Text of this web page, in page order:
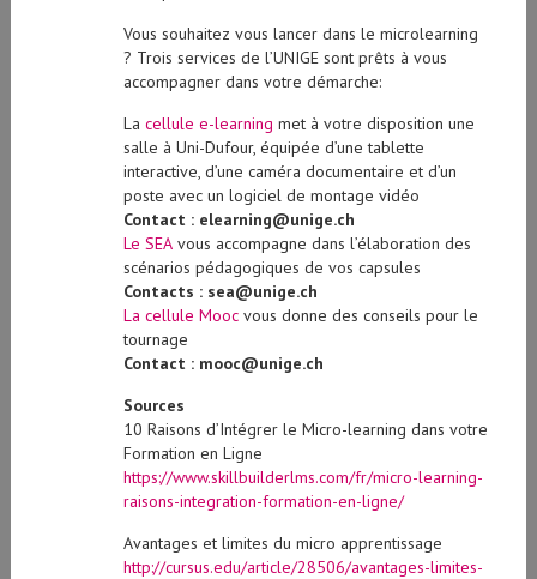
Vous souhaitez vous lancer dans le microlearning
? Trois services de l’UNIGE sont prêts à vous
accompagner dans votre démarche:
La cellule e-learning met à votre disposition une
salle à Uni-Dufour, équipée d’une tablette
interactive, d’une caméra documentaire et d’un
poste avec un logiciel de montage vidéo
Contact : elearning@unige.ch
Le SEAvous accompagne dans l’élaboration des
scénarios pédagogiques de vos capsules
Contacts : sea@unige.ch
La cellule Mooc vous donne des conseils pour le
tournage
Contact : mooc@unige.ch
Sources
10 Raisons d’Intégrer le Micro-learning dans votre
Formation en Ligne
https://www.skillbuilderlms.com/fr/micro-learning-
raisons-integration-formation-en-ligne/
Avantages et limites du micro apprentissage
http://cursus.edu/article/28506/avantages-limites-